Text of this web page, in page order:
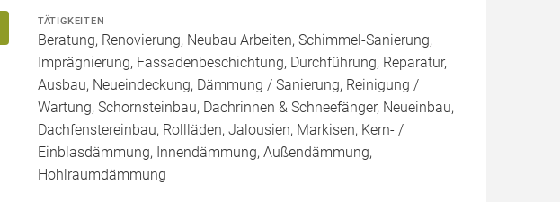
TÄTIGKEITEN
Beratung, Renovierung, Neubau Arbeiten, Schimmel-Sanierung,
Imprägnierung, Fassadenbeschichtung, Durchführung, Reparatur,
Ausbau, Neueindeckung, Dämmung / Sanierung, Reinigung /
Wartung, Schornsteinbau, Dachrinnen & Schneefänger, Neueinbau,
Dachfenstereinbau, Rollläden, Jalousien, Markisen, Kern- /
Einblasdämmung, Innendämmung, Außendämmung,
Hohlraumdämmung